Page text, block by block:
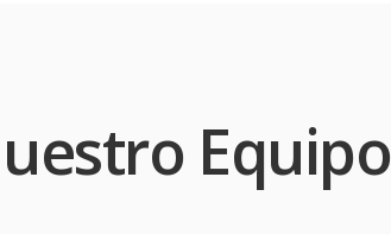
Equipo